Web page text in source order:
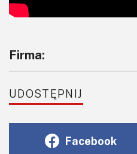
Firma:
UDOSTĘPNIJ
Facebook